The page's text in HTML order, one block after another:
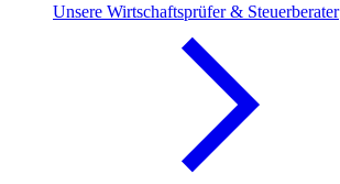
Unsere Wirtschaftsprüfer & Steuerberater